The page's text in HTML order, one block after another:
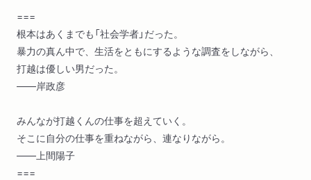
===
根本はあくまでも「社会学者」だった。
暴力の真ん中で、生活をともにするような調査をしながら、
打越は優しい男だった。
――岸政彦
みんなが打越くんの仕事を超えていく。
そこに自分の仕事を重ねながら、連なりながら。
――上間陽子
===